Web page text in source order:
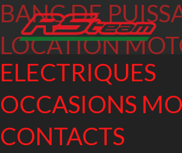
BANC DE
LOCATION
ELECTRIQUES
OCCASIONS
CONTACTS